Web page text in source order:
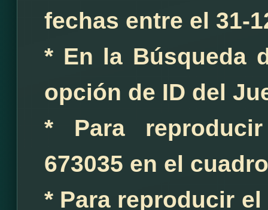
fechas entre el 31-
* En la Búsqueda
opción de ID del
* Para
673035 en el
* Para reproducir